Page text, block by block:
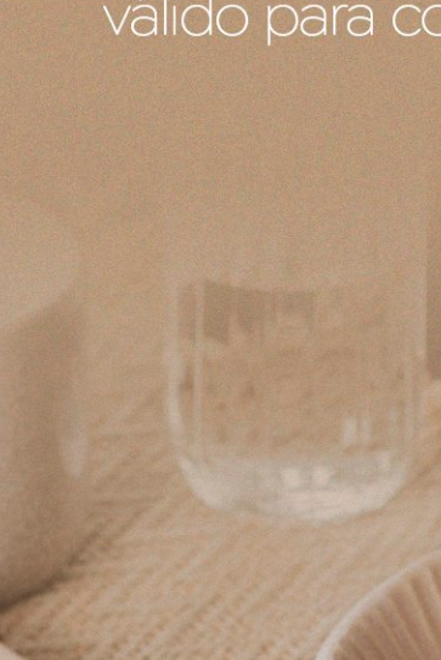
Luxus
Savona - Buddemeyer Luxus. Com elegância
por tradicionais capitonês, combinados aos
fibras longas, promovendo incrível maciez e
o produto
Evitar alvejantes e quaisquer produtos a
Lavar em água fria ou até 30°C. Permite